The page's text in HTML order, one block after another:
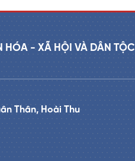
- XÃ HỘI VÀ DÂN TỘC
Thân, Hoài Thu